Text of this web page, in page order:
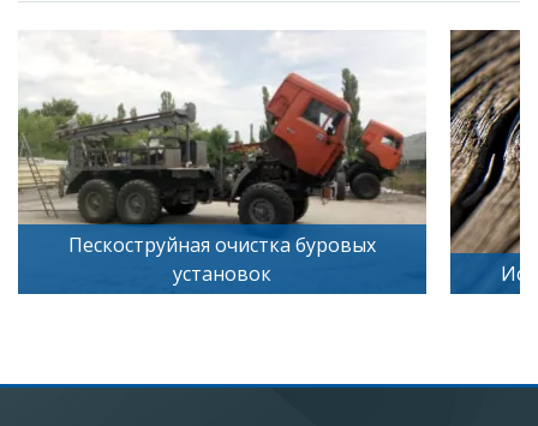
Пескоструйная очистка буровых
установок